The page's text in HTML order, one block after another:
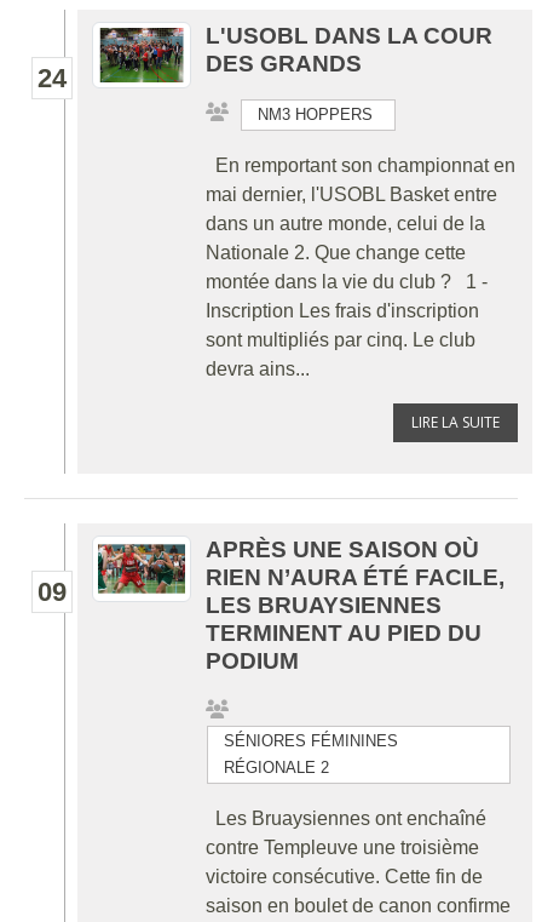
24
L'USOBL DANS LA COUR
DES GRANDS
NM3 HOPPERS
En remportant son championnat en
mai dernier, l'USOBL Basket entre
dans un autre monde, celui de la
Nationale 2. Que change cette
montée dans la vie du club ? 1 -
Inscription Les frais d'inscription
sont multipliés par cinq. Le club
devra ains...
LIRE LA SUITE
09
APRÈS UNE SAISON OÙ
RIEN N’AURA ÉTÉ FACILE,
LES BRUAYSIENNES
TERMINENT AU PIED DU
PODIUM
SÉNIORES FÉMININES
RÉGIONALE 2
Les Bruaysiennes ont enchaîné
contre Templeuve une troisième
victoire consécutive. Cette fin de
saison en boulet de canon confirme